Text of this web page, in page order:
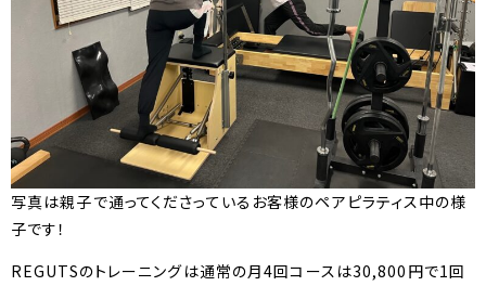
写真は親子で通ってくださっているお客様のペアピラティス中の様
子です！
REGUTSのトレーニングは通常の月4回コースは30,800円で1回